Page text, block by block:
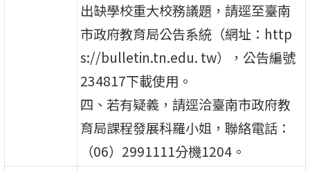
出缺學校重大校務議題，請逕至臺南
市政府教育局公告系統（網址：http
s://bulletin.tn.edu. tw），公告編號
234817下載使用。
四、若有疑義，請逕洽臺南市政府教
育局課程發展科羅小姐，聯絡電話：
（06）2991111分機1204。